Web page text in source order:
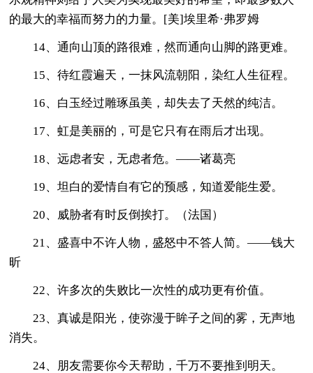
的最大的幸福而努力的力量。[美]埃里希·弗罗姆
14、通向山顶的路很难，然而通向山脚的路更难。
15、待红霞遍天，一抹风流朝阳，染红人生征程。
16、白玉经过雕琢虽美，却失去了天然的纯洁。
17、虹是美丽的，可是它只有在雨后才出现。
18、远虑者安，无虑者危。——诸葛亮
19、坦白的爱情自有它的预感，知道爱能生爱。
20、威胁者有时反倒挨打。（法国）
21、盛喜中不许人物，盛怒中不答人简。——钱大
昕
22、许多次的失败比一次性的成功更有价值。
23、真诚是阳光，使弥漫于眸子之间的雾，无声地
消失。
24、朋友需要你今天帮助，千万不要推到明天。